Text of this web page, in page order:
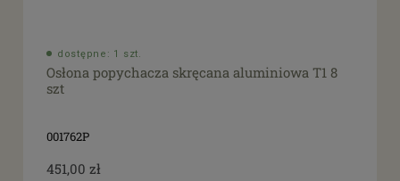
dostępne: 1 szt.
Osłona popychacza skręcana aluminiowa T1 8
szt
001762P
451,00 zł